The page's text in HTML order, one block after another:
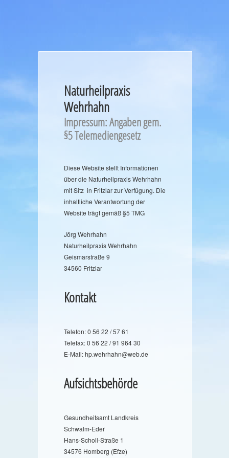
Naturheilpraxis
Wehrhahn
Impressum: Angaben gem.
§5 Telemediengesetz
Diese Website stellt Informationen
über die Naturheilpraxis Wehrhahn
mit Sitz in Fritzlar zur Verfügung. Die
inhaltliche Verantwortung der
Website trägt gemäß §5 TMG
Jörg Wehrhahn
Naturheilpraxis Wehrhahn
Geismarstraße 9
34560 Fritzlar
Kontakt
Telefon: 0 56 22 / 57 61
Telefax: 0 56 22 / 91 964 30
E-Mail: hp.wehrhahn@web.de
Aufsichtsbehörde
Gesundheitsamt Landkreis
Schwalm-Eder
Hans-Scholl-Straße 1
34576 Homberg (Efze)